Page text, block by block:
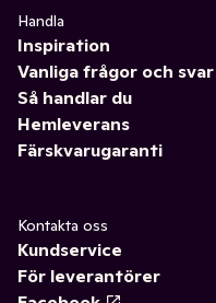
Handla
Inspiration
Vanliga frågor och svar
Så handlar du
Hemleverans
Färskvarugaranti
Kontakta oss
Kundservice
För leverantörer